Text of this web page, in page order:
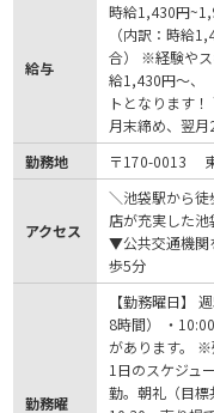
給与
時給1,430円
（内訳：時給
合） ※経験や
給1,430円～、
トとなります
月末締め、翌
勤務地
〒170-0013
アクセス
＼池袋駅から
店が充実した池
▼公共交通機関
歩5分
勤務曜
【勤務曜日】
8時間） ・
があります。
1日のスケジュ
勤。朝礼（目標